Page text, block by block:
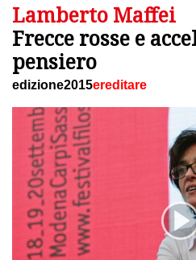
Lamberto Maffei
Frecce rosse e
pensiero
edizione2015ereditare